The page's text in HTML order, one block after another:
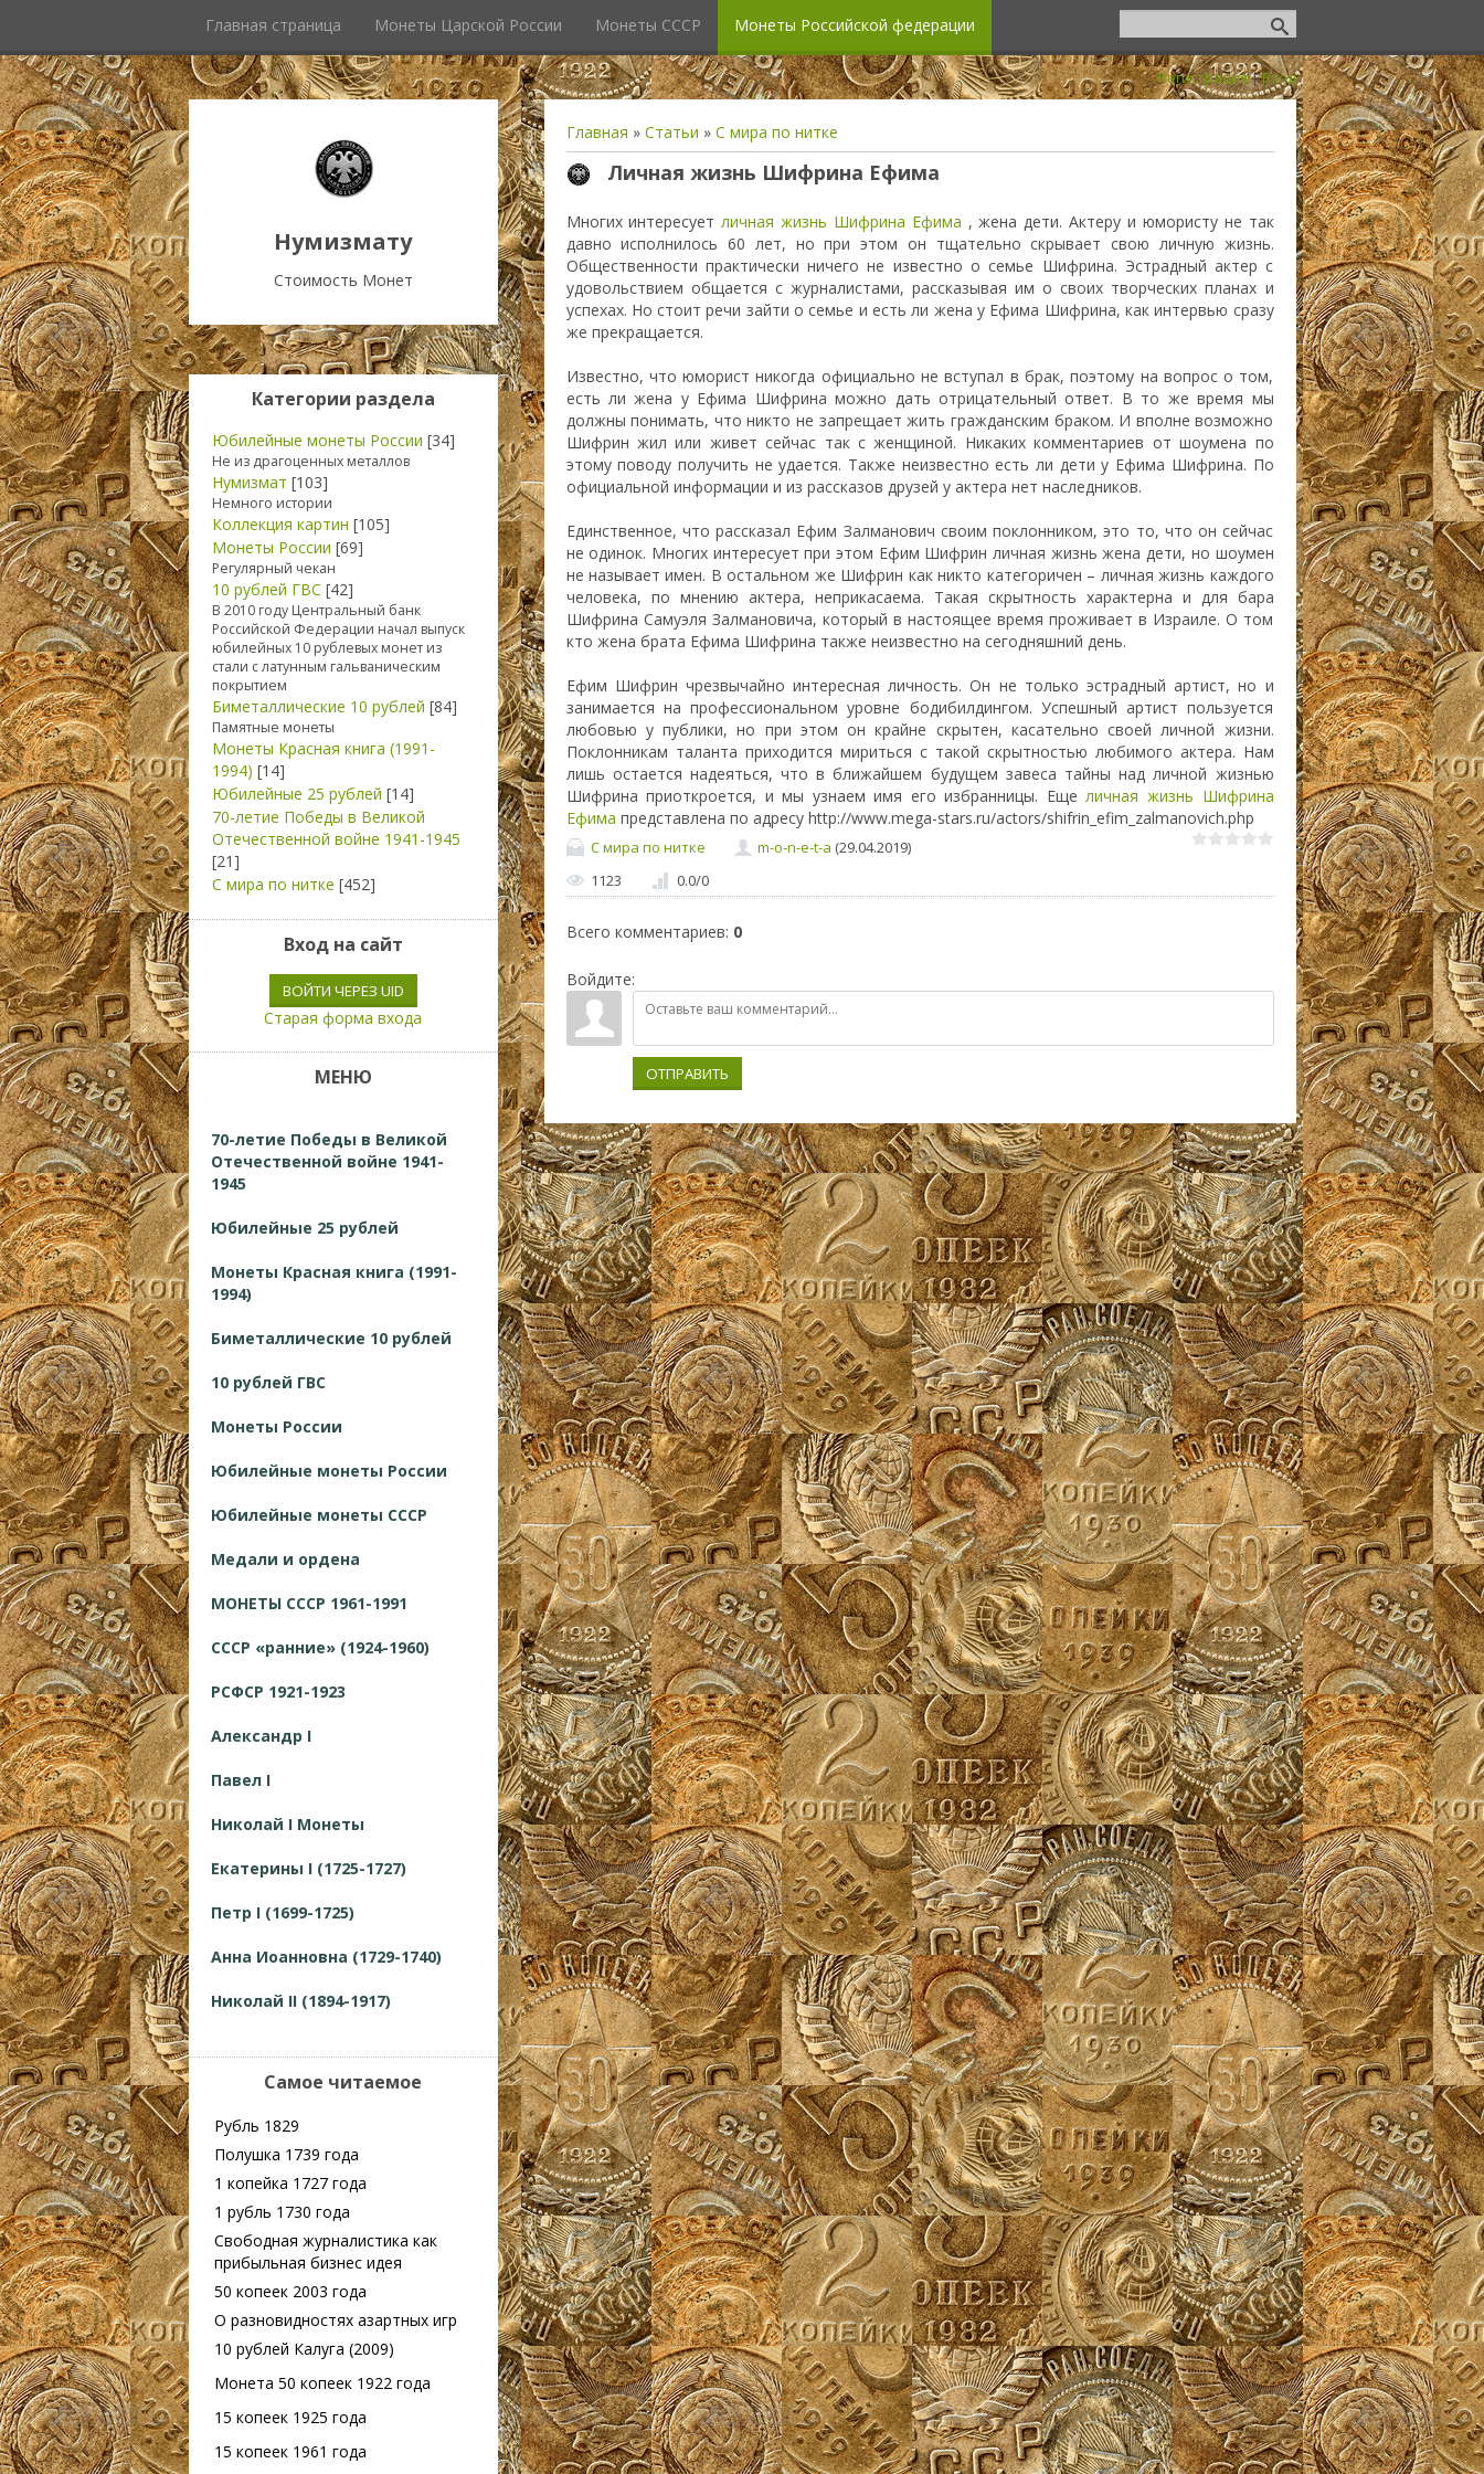
Главная страница Монеты Царской России Монеты СССР Монеты Российской федерации
Регистрация|Вход
Нумизмату
Стоимость Монет
Главная » Статьи » С мира по нитке
Личная жизнь Шифрина Ефима
Многих интересуетличная жизнь Шифрина Ефима , жена дети. Актеру и юмористу не так
давно исполнилось 60 лет, но при этом он тщательно скрывает свою личную жизнь.
Общественности практически ничего не известно о семье Шифрина. Эстрадный актер с
удовольствием общается с журналистами, рассказывая им о своих творческих планах и
успехах. Но стоит речи зайти о семье и есть ли жена у Ефима Шифрина, как интервью сразу
же прекращается.
Известно, что юморист никогда официально не вступал в брак, поэтому на вопрос о том,
есть ли жена у Ефима Шифрина можно дать отрицательный ответ. В то же время мы
должны понимать, что никто не запрещает жить гражданским браком. И вполне возможно
Шифрин жил или живет сейчас так с женщиной. Никаких комментариев от шоумена по
этому поводу получить не удается. Также неизвестно есть ли дети у Ефима Шифрина. По
официальной информации и из рассказов друзей у актера нет наследников.
Единственное, что рассказал Ефим Залманович своим поклонником, это то, что он сейчас
не одинок. Многих интересует при этом Ефим Шифрин личная жизнь жена дети, но шоумен
не называет имен. В остальном же Шифрин как никто категоричен – личная жизнь каждого
человека, по мнению актера, неприкасаема. Такая скрытность характерна и для бара
Шифрина Самуэля Залмановича, который в настоящее время проживает в Израиле. О том
кто жена брата Ефима Шифрина также неизвестно на сегодняшний день.
Ефим Шифрин чрезвычайно интересная личность. Он не только эстрадный артист, но и
занимается на профессиональном уровне бодибилдингом. Успешный артист пользуется
любовью у публики, но при этом он крайне скрытен, касательно своей личной жизни.
Поклонникам таланта приходится мириться с такой скрытностью любимого актера. Нам
лишь остается надеяться, что в ближайшем будущем завеса тайны над личной жизнью
Шифрина приоткроется, и мы узнаем имя его избранницы. Ещеличная жизнь Шифрина
Ефима представлена по адресу http://www.mega-stars.ru/actors/shifrin_efim_zalmanovich.php
С мира по нитке m-o-n-e-t-a (29.04.2019)
1123
0.0/0
Всего комментариев: 0
Войдите:
ОТПРАВИТЬ
Категории раздела
Юбилейные монеты России [34]
Не из драгоценных металлов
Нумизмат [103]
Немного истории
Коллекция картин [105]
Монеты России [69]
Регулярный чекан
10 рублей ГВС [42]
В 2010 году Центральный банк
Российской Федерации начал выпуск
юбилейных 10 рублевых монет из
стали с латунным гальваническим
покрытием
Биметаллические 10 рублей [84]
Памятные монеты
Монеты Красная книга (1991-
1994) [14]
Юбилейные 25 рублей [14]
70-летие Победы в Великой
Отечественной войне 1941-1945
[21]
С мира по нитке [452]
Вход на сайт
ВОЙТИ ЧЕРЕЗ UID
Старая форма входа
МЕНЮ
70-летие Победы в Великой
Отечественной войне 1941-
1945
Юбилейные 25 рублей
Монеты Красная книга (1991-
1994)
Биметаллические 10 рублей
10 рублей ГВС
Монеты России
Юбилейные монеты России
Юбилейные монеты СССР
Медали и ордена
МОНЕТЫ СССР 1961-1991
СССР «ранние» (1924-1960)
РСФСР 1921-1923
Александр I
Павел I
Николай I Монеты
Екатерины I (1725-1727)
Петр I (1699-1725)
Анна Иоанновна (1729-1740)
Николай II (1894-1917)
Самое читаемое
Рубль 1829
Полушка 1739 года
1 копейка 1727 года
1 рубль 1730 года
Свободная журналистика как
прибыльная бизнес идея
50 копеек 2003 года
О разновидностях азартных игр
10 рублей Калуга (2009)
Монета 50 копеек 1922 года
15 копеек 1925 года
15 копеек 1961 года